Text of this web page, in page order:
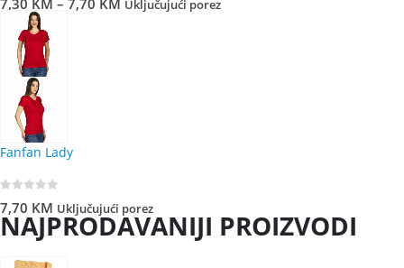
Uključujući porez
Fanfan Lady
7,70 KM Uključujući porez
NAJPRODAVANIJI PROIZVODI